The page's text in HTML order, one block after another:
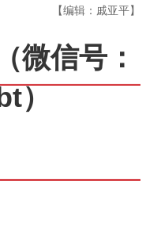
【编辑：戚亚平】
（微信号：
）